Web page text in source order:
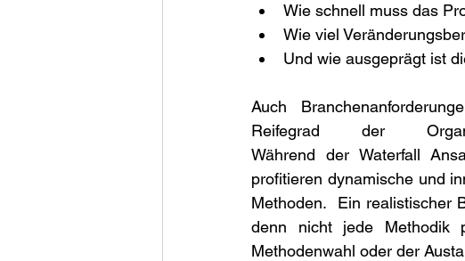
Wie schnell muss das
Wie viel
Und wie ausgeprägt ist
Auch
Reifegrad der
Während der Waterfall
profitieren dynamische und
Methoden.  Ein
denn nicht jede Methodik
Methodenwahl oder der